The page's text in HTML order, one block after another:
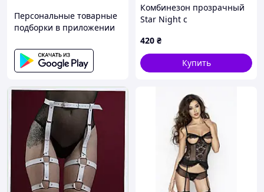
Персональные товарные
подборки в приложении
Комбинезон прозрачный
Star Night с
переплетениями и
открытым доступом,
черный
420 ₴
Купить